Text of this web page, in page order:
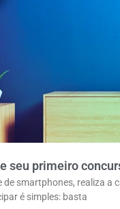
seu primeiro
de smartphones, realiza
é simples: basta